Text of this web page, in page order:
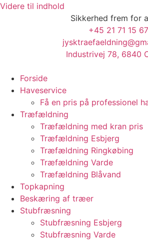
Videre til indhold
Sikkerhed frem for
+45 21 71 15 67
Industrivej 78, 6840
Forside
Haveservice
Få en pris på professionel
Træfældning
Træfældning med kran pris
Træfældning Esbjerg
Træfældning Ringkøbing
Træfældning Varde
Træfældning Blåvand
Topkapning
Beskæring af træer
Stubfræsning
Stubfræsning Esbjerg
Stubfræsning Varde